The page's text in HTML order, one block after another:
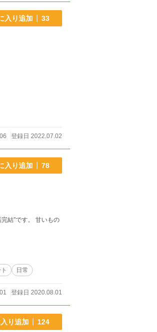
入り追加 33
登録日 2022.07.02
入り追加 78
日常
登録日 2020.08.01
り追加 124